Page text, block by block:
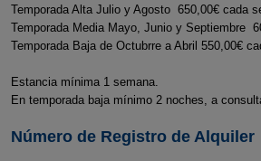
Temporada Alta Julio y Agosto 650,00€ cada
Temporada Media Mayo, Junio y Septiembre
Temporada Baja de Octubrre a Abril 550,00€
Estancia mínima 1 semana.
En temporada baja mínimo 2 noches, a
Número de Registro de Alquiler